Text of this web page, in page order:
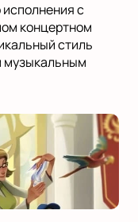
с
концертном
стиль
музыкальным